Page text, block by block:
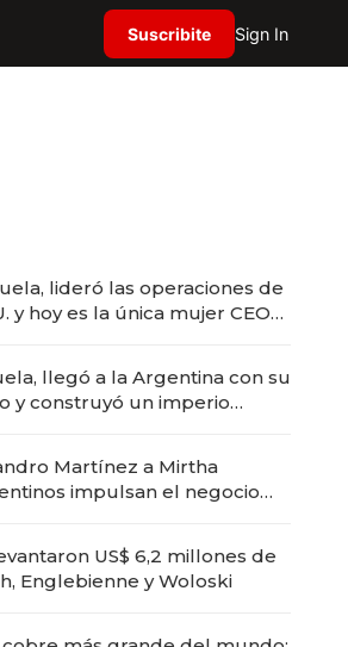
Suscribite Sign In
lideró las operaciones de
y hoy es la única mujer CEO
llegó a la Argentina con su
y construyó un imperio
Martínez a Mirtha
impulsan el negocio
US$ 6,2 millones de
Englebienne y Woloski